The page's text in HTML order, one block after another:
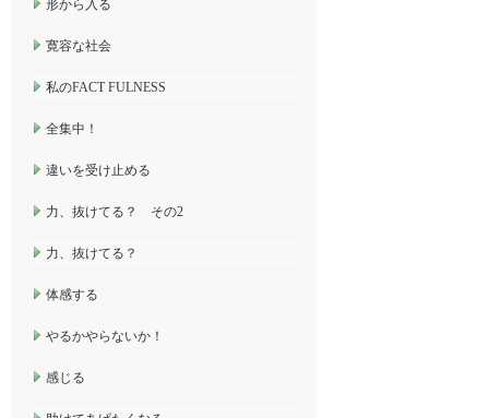
形から入る
寛容な社会
私のFACT FULNESS
全集中！
違いを受け止める
力、抜けてる？ その2
力、抜けてる？
体感する
やるかやらないか！
感じる